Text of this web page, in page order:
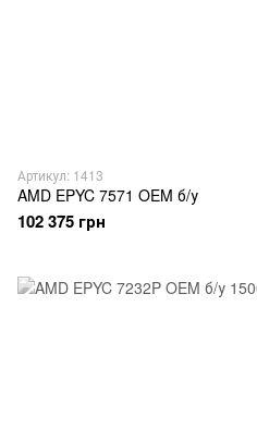
Артикул: 1413
AMD EPYC 7571 OEM б/у
102 375 грн